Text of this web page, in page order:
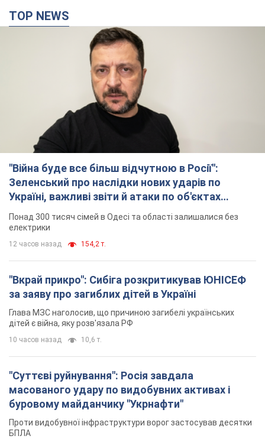
TOP NEWS
"Війна буде все більш відчутною в Росії":
Зеленський про наслідки нових ударів по
Україні, важливі звіти й атаки по об'єктах
ворога. Відео
Понад 300 тисяч сімей в Одесі та області залишалися без
електрики
12 часов назад 154,2 т.
"Вкрай прикро": Сибіга розкритикував ЮНІСЕФ
за заяву про загиблих дітей в Україні
Глава МЗС наголосив, що причиною загибелі українських
дітей є війна, яку розв'язала РФ
10 часов назад 10,6 т.
"Суттєві руйнування": Росія завдала
масованого удару по видобувних активах і
буровому майданчику "Укрнафти"
Проти видобувної інфраструктури ворог застосував десятки
БПЛА